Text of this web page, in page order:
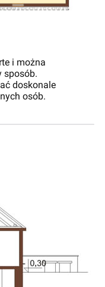
i można
sposób.
doskonale
osób.